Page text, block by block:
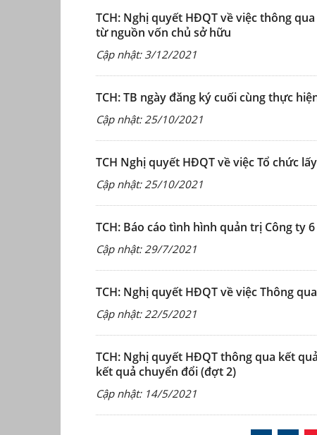
TCH: Nghị quyết HĐQT về việc thông
từ nguồn vốn chủ sở hữu
Cập nhật: 3/12/2021
TCH: TB ngày đăng ký cuối cùng thực
Cập nhật: 25/10/2021
TCH Nghị quyết HĐQT về việc Tổ chức
Cập nhật: 25/10/2021
TCH: Báo cáo tình hình quản trị Công ty
Cập nhật: 29/7/2021
TCH: Nghị quyết HĐQT về việc Thông
Cập nhật: 22/5/2021
TCH: Nghị quyết HĐQT thông qua kết
kết quả chuyển đổi (đợt 2)
Cập nhật: 14/5/2021